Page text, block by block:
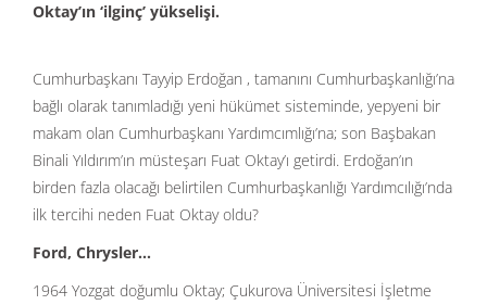
Oktay’ın ‘ilginç’ yükselişi.
Cumhurbaşkanı Tayyip Erdoğan , tamanını Cumhurbaşkanlığı’na
bağlı olarak tanımladığı yeni hükümet sisteminde, yepyeni bir
makam olan Cumhurbaşkanı Yardımcımlığı’na; son Başbakan
Binali Yıldırım’ın müsteşarı Fuat Oktay’ı getirdi. Erdoğan’ın
birden fazla olacağı belirtilen Cumhurbaşkanlığı Yardımcılığı’nda
ilk tercihi neden Fuat Oktay oldu?
Ford, Chrysler…
1964 Yozgat doğumlu Oktay; Çukurova Üniversitesi İşletme